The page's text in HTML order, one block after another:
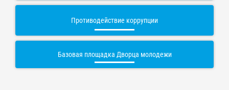
Противодействие коррупции
Базовая площадка Дворца молодежи